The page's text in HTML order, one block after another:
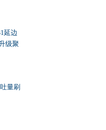
延边
级聚
量刷